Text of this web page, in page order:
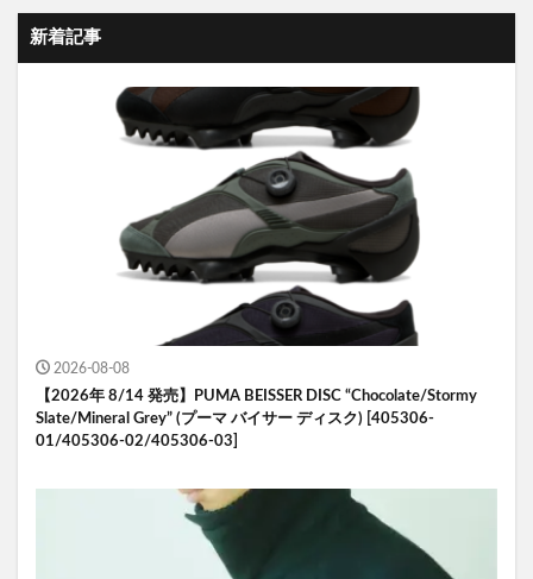
新着記事
2026-08-08
【2026年 8/14 発売】PUMA BEISSER DISC “Chocolate/Stormy
Slate/Mineral Grey” (プーマ バイサー ディスク) [405306-
01/405306-02/405306-03]